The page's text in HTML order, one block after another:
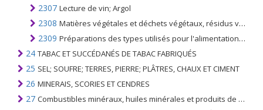
2307 Lecture de vin; Argol
2308 Matières végétales et déchets végétaux, résidus végétaux et bioproduits; même aggloméré sous forme de pellets, des types utilisés pour l'alimentation des animaux, non dénommés ni compris ailleurs
2309 Préparations des types utilisés pour l'alimentation des animaux
24 TABAC ET SUCCÉDANÉS DE TABAC FABRIQUÉS
25 SEL; SOUFRE; TERRES, PIERRE; PLÂTRES, CHAUX ET CIMENT
26 MINERAIS, SCORIES ET CENDRES
27 Combustibles minéraux, huiles minérales et produits de leur distillation; SUBSTANCES BITUMINEUSES; CIRES MINÉRALES